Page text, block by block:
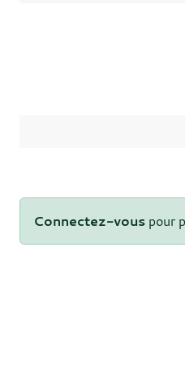
Connectez-vous pour